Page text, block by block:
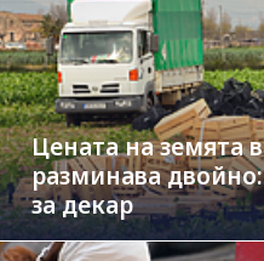
Цената на земята
разминава
за декар